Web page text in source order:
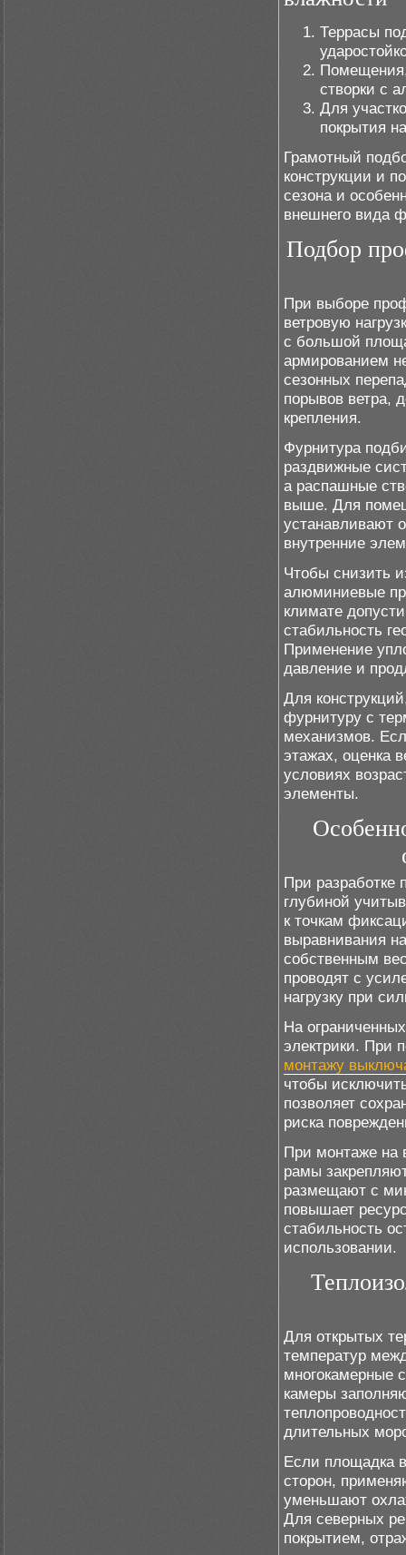
Террасы
створки с
Для
покрытия
Грамотный
конструкции и
сезона и
внешнего вида
Подбор
При выборе
ветровую
с большой
армированием
сезонных
порывов ветра,
крепления.
Фурнитура
раздвижные
а распашные
выше. Для
устанавливают
внутренние
Чтобы снизить
алюминиевые
климате
стабильность
Применение
давление и
Для
фурнитуру с
механизмов.
этажах, оценка
условиях
элементы.
При разработке
глубиной
к точкам
выравнивания
собственным
проводят с
нагрузку при
На
электрики. При
монтажу
чтобы
позволяет
риска
При монтаже на
рамы
размещают с
повышает
стабильность
использовании.
Для открытых
температур
многокамерные
камеры
длительных
Если площадка
сторон,
уменьшают
Для северных
покрытием,